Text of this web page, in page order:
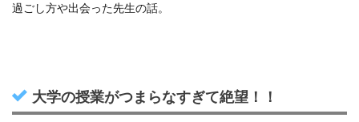
過ごし方や出会った先生の話。
大学の授業がつまらなすぎて絶望！！